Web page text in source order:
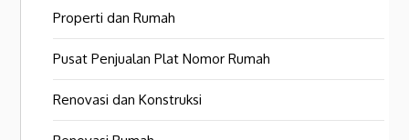
Properti dan Rumah
Pusat Penjualan Plat Nomor Rumah
Renovasi dan Konstruksi